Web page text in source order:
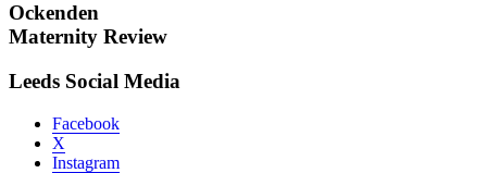
Ockenden
Maternity Review
Leeds Social Media
Facebook
X
Instagram